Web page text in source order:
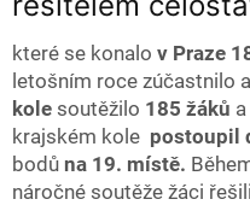
které se konalo v Praze
letošním roce zúčastnilo
kole soutěžilo 185 žáků a
krajském kole postoupil
bodů na 19. místě.
náročné soutěže žáci